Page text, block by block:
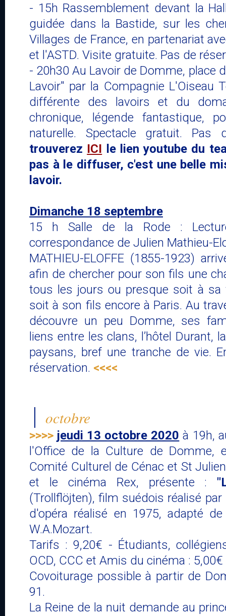
- 15h Rassemblement devant la
guidée dans la Bastide, sur les
Villages de France, en partenariat
et l'ASTD. Visite gratuite. Pas de
- 20h30 Au Lavoir de Domme, place
Lavoir" par la Compagnie L'Oiseau
différente des lavoirs et du
chronique, légende fantastique,
naturelle. Spectacle gratuit. Pas
trouverez ICI le lien youtube du
pas à le diffuser, c'est une belle
lavoir.
Dimanche 18 septembre
15 h Salle de la Rode :
correspondance de Julien Mathieu-
MATHIEU-ELOFFE (1855-1923)
afin de chercher pour son fils une
tous les jours ou presque soit à sa
soit à son fils encore à Paris. Au
découvre un peu Domme, ses
liens entre les clans, l’hôtel Durant,
paysans, bref une tranche de vie.
réservation. <<<<
octobre
>>>> jeudi 13 octobre 2020 à 19h,
l'Office de la Culture de Domme,
Comité Culturel de Cénac et St
et le cinéma Rex, présente :
(Trollflöjten), film suédois réalisé
d'opéra réalisé en 1975, adapté
W.A.Mozart.
Tarifs : 9,20€ - Étudiants,
OCD, CCC et Amis du cinéma : 5,00€
Covoiturage possible à partir de
91.
La Reine de la nuit demande au